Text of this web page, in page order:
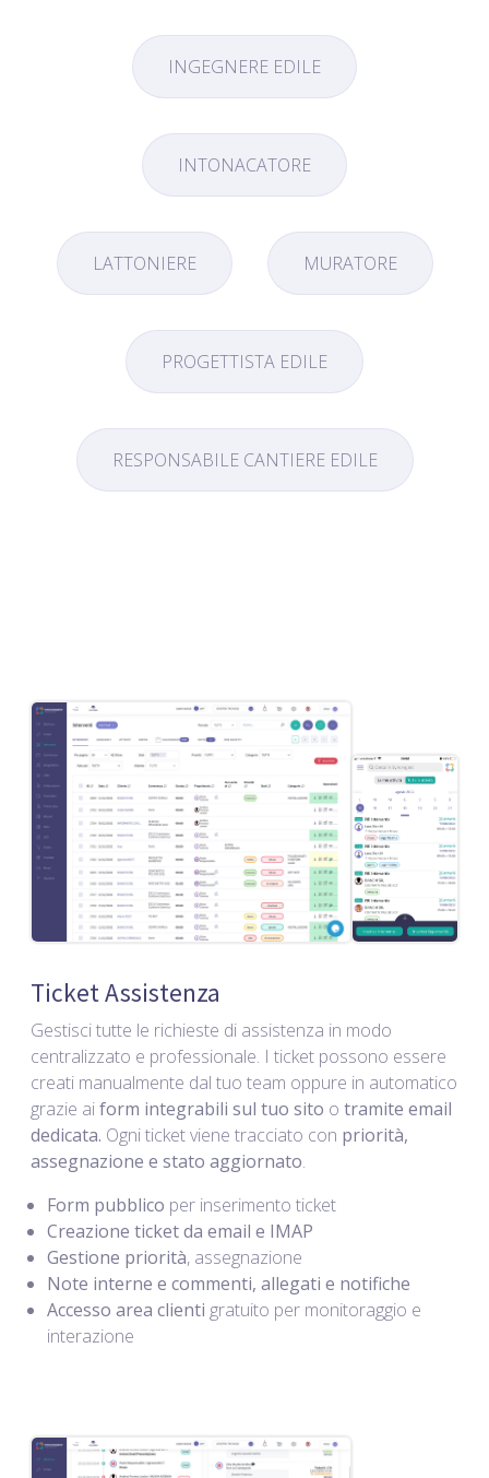
INGEGNERE EDILE
INTONACATORE
LATTONIERE MURATORE
PROGETTISTA EDILE
RESPONSABILE CANTIERE EDILE
Ticket Assistenza
Gestisci tutte le richieste di assistenza in modo
centralizzato e professionale. I ticket possono essere
creati manualmente dal tuo team oppure in automatico
grazie aiform integrabili sul tuo sito o tramite email
dedicata. Ogni ticket viene tracciato con priorità,
assegnazione e stato aggiornato.
Form pubblico per inserimento ticket
Creazione ticket da email e IMAP
Gestione priorità, assegnazione
Note interne e commenti, allegati e notifiche
Accesso area clienti gratuito per monitoraggio e
interazione